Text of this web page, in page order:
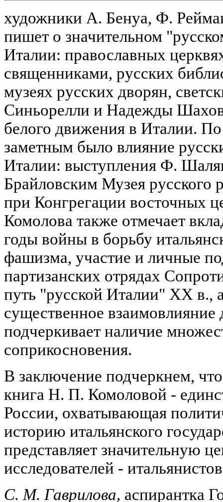
художники А. Бенуа, Ф.
пишет о значительном
Италии: православных
священниками, русских
музеях русских дворян,
Синьорелли и Надежды
белого движения в Италии.
заметным было влияние
Италии: выступления Ф.
Брайловским Музея русского
при Конгрегации восточных
Комолова также отмечает
годы войны в борьбу
фашизма, участие и личные
партизанских отрядах
путь "русской Италии" XX в.,
существенное взаимовлияние
подчеркивает наличие
соприкосновения.
В заключение подчеркнем,
книга Н. П. Комоловой -
России, охватывающая
историю итальянского
представляет значительную
исследователей -
С. М. Гаврилова, аспирантка